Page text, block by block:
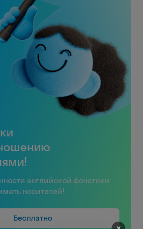
английской фонетики
носителей!
Бесплатно